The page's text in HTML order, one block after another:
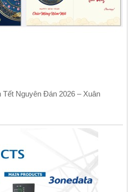
Tết Nguyên Đán 2026 – Xuân